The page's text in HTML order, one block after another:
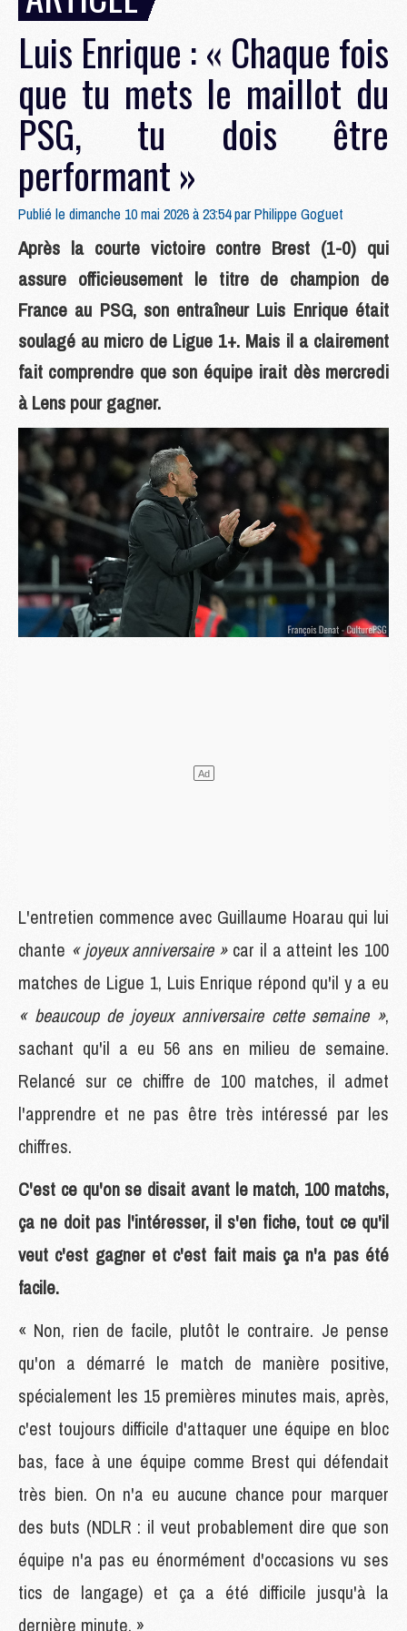
Luis Enrique : « Chaque fois
que tu mets le maillot du
PSG, tu dois être
performant »
Publié le dimanche 10 mai 2026 à 23:54 parPhilippe Goguet
Après la courte victoire contre Brest (1-0) qui
assure officieusement le titre de champion de
France au PSG, son entraîneur Luis Enrique était
soulagé au micro de Ligue 1+. Mais il a clairement
fait comprendre que son équipe irait dès mercredi
à Lens pour gagner.
L'entretien commence avec Guillaume Hoarau qui lui
chante « joyeux anniversaire » car il a atteint les 100
matches de Ligue 1, Luis Enrique répond qu'il y a eu
« beaucoup de joyeux anniversaire cette semaine »,
sachant qu'il a eu 56 ans en milieu de semaine.
Relancé sur ce chiffre de 100 matches, il admet
l'apprendre et ne pas être très intéressé par les
chiffres.
C'est ce qu'on se disait avant le match, 100 matchs,
ça ne doit pas l'intéresser, il s'en fiche, tout ce qu'il
veut c'est gagner et c'est fait mais ça n'a pas été
facile.
« Non, rien de facile, plutôt le contraire. Je pense
qu'on a démarré le match de manière positive,
spécialement les 15 premières minutes mais, après,
c'est toujours difficile d'attaquer une équipe en bloc
bas, face à une équipe comme Brest qui défendait
très bien. On n'a eu aucune chance pour marquer
des buts (NDLR : il veut probablement dire que son
équipe n'a pas eu énormément d'occasions vu ses
tics de langage) et ça a été difficile jusqu'à la
dernière minute. »